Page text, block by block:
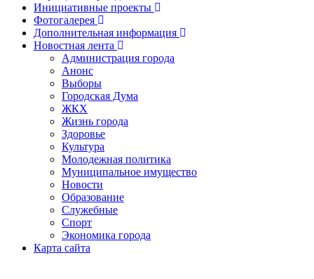
Инициативные проекты
Фотогалерея
Дополнительная информация
Новостная лента
Администрация города
Анонс
Выборы
Городская Дума
ЖКХ
Жизнь города
Здоровье
Культура
Молодежная политика
Муниципальное имущество
Новости
Образование
Служебные
Спорт
Экономика города
Карта сайта